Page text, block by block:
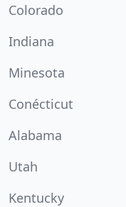
Colorado
Indiana
Minesota
Conécticut
Alabama
Utah
Kentucky